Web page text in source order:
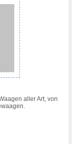
aller Art, von